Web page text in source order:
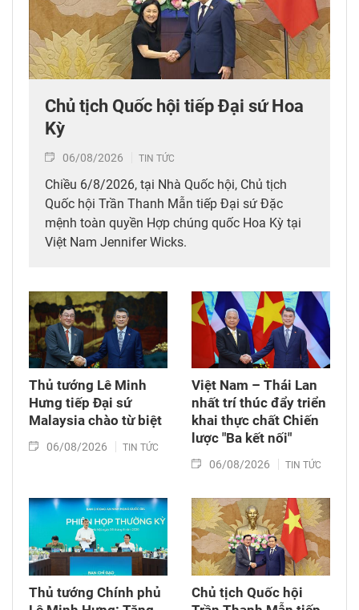
Chủ tịch Quốc hội tiếp Đại sứ Hoa
Kỳ
06/08/2026 TIN TỨC
Chiều 6/8/2026, tại Nhà Quốc hội, Chủ tịch
Quốc hội Trần Thanh Mẫn tiếp Đại sứ Đặc
mệnh toàn quyền Hợp chúng quốc Hoa Kỳ tại
Việt Nam Jennifer Wicks.
Thủ tướng Lê Minh
Hưng tiếp Đại sứ
Malaysia chào từ biệt
06/08/2026 TIN TỨC
Việt Nam – Thái Lan
nhất trí thúc đẩy triển
khai thực chất Chiến
lược "Ba kết nối"
06/08/2026 TIN TỨC
Thủ tướng Chính phủ
Chủ tịch Quốc hội